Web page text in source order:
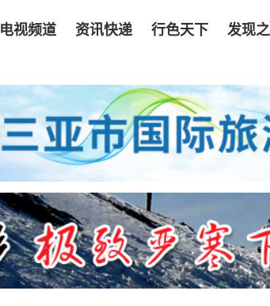
电视频道 资讯快递 行色天下 发现